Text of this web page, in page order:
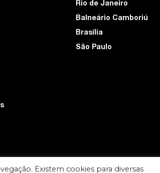
Rio de Janeiro
Balneário Camboriú
Brasília
São Paulo
Existem cookies para diversas